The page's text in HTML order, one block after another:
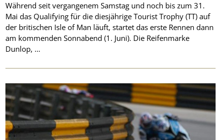
Während seit vergangenem Samstag und noch bis zum 31.
Mai das Qualifying für die diesjährige Tourist Trophy (TT) auf
der britischen Isle of Man läuft, startet das erste Rennen dann
am kommenden Sonnabend (1. Juni). Die Reifenmarke
Dunlop, …